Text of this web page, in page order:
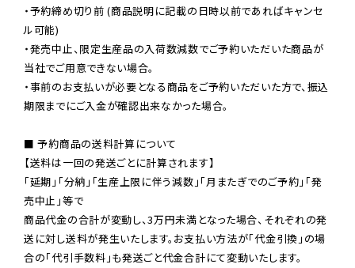
・予約締め切り前 (商品説明に記載の日時以前であればキャンセ
ル可能)
・発売中止、限定生産品の入荷数減数でご予約いただいた商品が
当社でご用意できない場合。
・事前のお支払いが必要となる商品をご予約いただいた方で、振込
期限までにご入金が確認出来なかった場合。
■ 予約商品の送料計算について
【送料は一回の発送ごとに計算されます】
「延期」「分納」「生産上限に伴う減数」「月またぎでのご予約」「発
売中止」等で
商品代金の合計が変動し、3万円未満となった場合、それぞれの発
送に対し送料が発生いたします。お支払い方法が「代金引換」の場